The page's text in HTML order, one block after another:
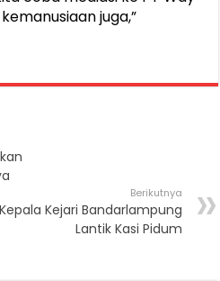
juga,”
Berikutnya
Kepala Kejari Bandarlampung
Lantik Kasi Pidum